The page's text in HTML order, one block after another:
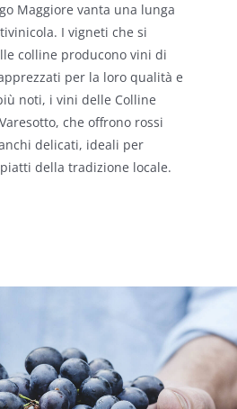
Maggiore vanta una lunga
I vigneti che si
colline producono vini di
per la loro qualità e
noti, i vini delle Colline
che offrono rossi
delicati, ideali per
della tradizione locale.